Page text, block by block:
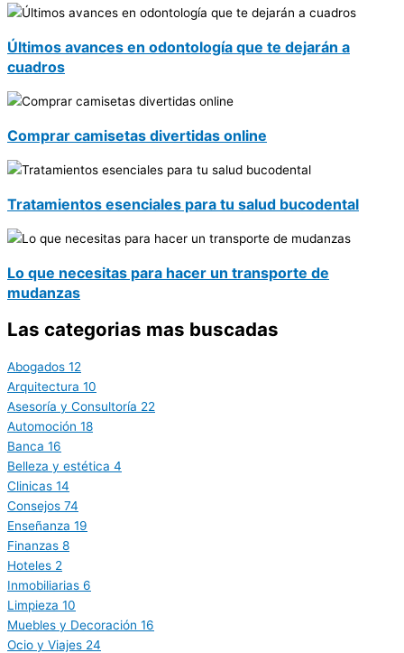
Últimos avances en odontología que te dejarán a
cuadros
Comprar camisetas divertidas online
Tratamientos esenciales para tu salud bucodental
Lo que necesitas para hacer un transporte de
mudanzas
Las categorias mas buscadas
Abogados 12
Arquitectura 10
Asesoría y Consultoría 22
Automoción 18
Banca 16
Belleza y estética 4
Clinicas 14
Consejos 74
Enseñanza 19
Finanzas 8
Hoteles 2
Inmobiliarias 6
Limpieza 10
Muebles y Decoración 16
Ocio y Viajes 24